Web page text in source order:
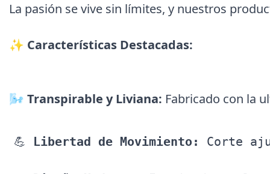
La pasión se vive sin límites, y nuestros
✨ Características Destacadas:
🌬️ Transpirable y Liviana: Fabricado con la
💪 Libertad de Movimiento: Corte